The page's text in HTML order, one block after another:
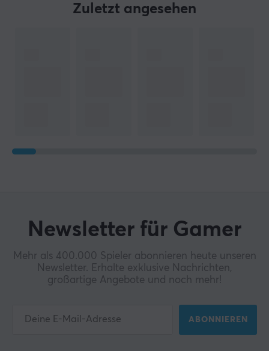
Zuletzt angesehen
Newsletter für Gamer
Mehr als 400.000 Spieler abonnieren heute unseren
Newsletter. Erhalte exklusive Nachrichten,
großartige Angebote und noch mehr!
ABONNIEREN